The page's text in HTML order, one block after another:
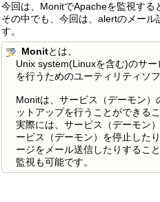
今回は、MonitでApacheを監視する
その中でも、今回は、alertのメール
す。
Monitとは、
Unix system(Linuxを含む)のサ
を行うためのユーティリティソ
Monitは、サービス（デーモン
ットアップを行うことができる
実際には、サービス（デーモン
ービス（デーモン）を停止した
ージをメール送信したりするこ
監視も可能です。